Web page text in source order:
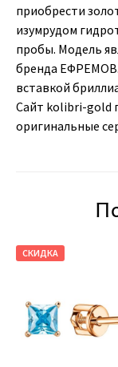
приобрести
изумрудом
пробы. Модель
бренда ЕФРЕМОВ.
вставкой
Сайт kolibri-gold
оригинальные
СКИДКА